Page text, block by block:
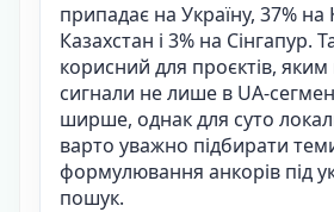
припадає на Україну, 37% на
Казахстан і 3% на Сінгапур.
корисний для проєктів, яким
сигнали не лише в UA-
ширше, однак для суто
варто уважно підбирати
формулювання анкорів під
пошук.